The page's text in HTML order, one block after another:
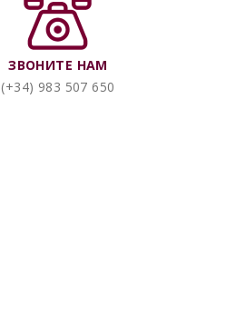
ЗВОНИТЕ HAM
(+34) 983 507 650